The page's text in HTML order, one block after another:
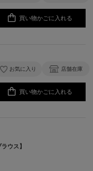
買い物かごに入れる
お気に入り 店舗在庫
買い物かごに入れる
ウス】